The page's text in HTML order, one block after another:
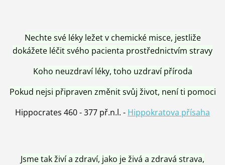
Nechte své léky ležet v chemické misce, jestliže
dokážete léčit svého pacienta prostřednictvím stravy
Koho neuzdraví léky, toho uzdraví příroda
Pokud nejsi připraven změnit svůj život, není ti pomoci
Hippocrates 460 - 377 př.n.l. - Hippokratova přísaha
Jsme tak živí a zdraví, jako je živá a zdravá strava,